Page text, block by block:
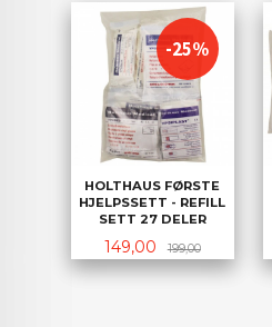
HOLTHAUS FØRSTE
HJELPSSETT - REFILL
SETT 27 DELER
Tilbud
149,00 199,00Rabatt
-25%